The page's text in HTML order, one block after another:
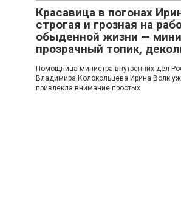
Красавица в погонах
строгая и грозная на
обыденной жизни —
прозрачный топик,
Помощница министра внутренних дел
Владимира Колокольцева Ирина Волк
привлекла внимание простых